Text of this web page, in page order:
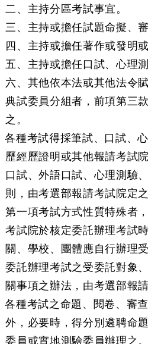
二、主持分區考試事宜。
三、主持或擔任試題命擬、
四、主持或擔任著作或發明
五、主持或擔任口試、心理
六、其他依本法或其他法令
典試委員分組者，前項第三
之。
種考試得採筆試、口試、
歷經歷證明或其他報請考試
口試、外語口試、心理測驗
則，由考選部報請考試院定之
第一項考試方式性質特殊者
考試院於核定委託辦理考試
關、學校、團體應自行辦理
委託辦理考試之受委託對象
關事項之辦法，由考選部報
種考試之命題、閱卷、審
外，必要時，得分別遴聘命
委員或實地測驗委員辦理之。